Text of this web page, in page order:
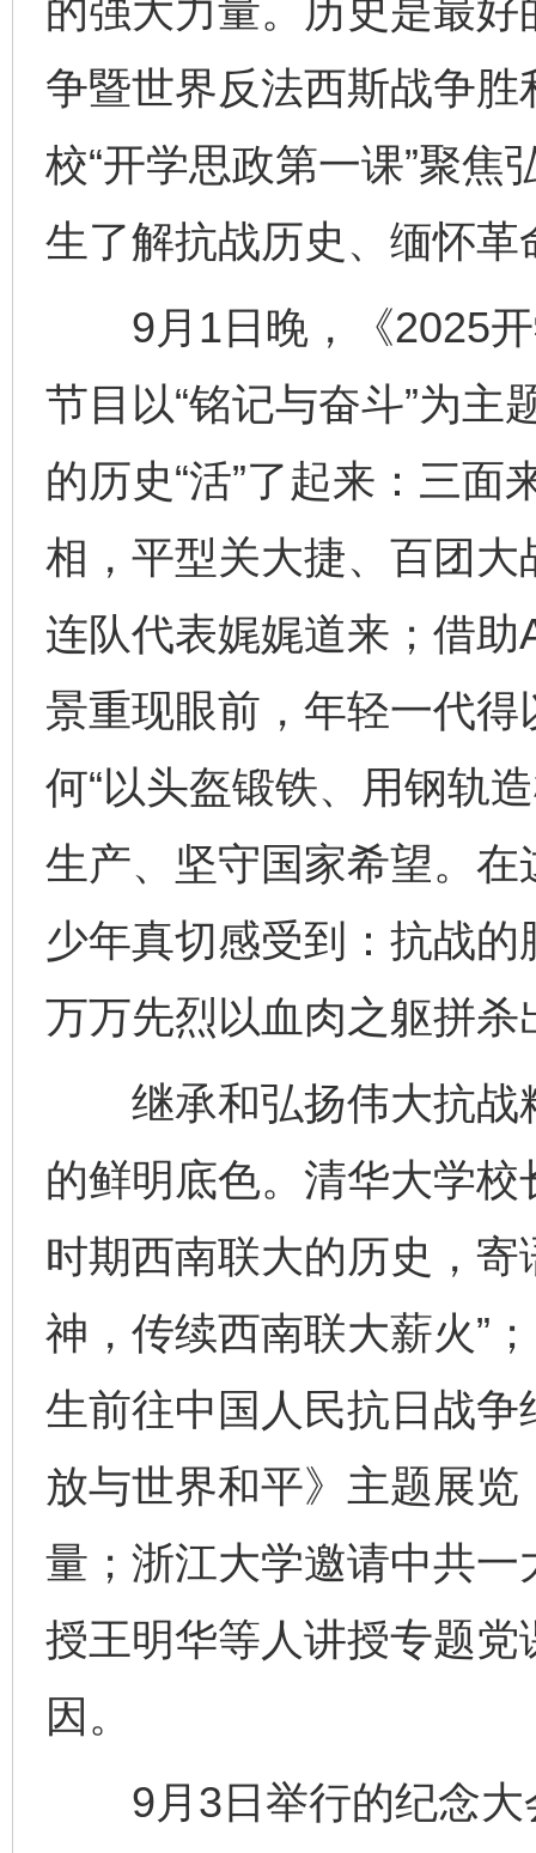
的强大力量。历史是最
争暨世界反法西斯战争
校“开学思政第一课”聚焦
生了解抗战历史、缅怀
9月1日晚，《2025开
节目以“铭记与奋斗”为主
的历史“活”了起来：三
相，平型关大捷、百团
连队代表娓娓道来；借
景重现眼前，年轻一代
何“以头盔锻铁、用钢轨
生产、坚守国家希望。
少年真切感受到：抗战
万万先烈以血肉之躯拼
继承和弘扬伟大抗战
的鲜明底色。清华大学
时期西南联大的历史，
神，传续西南联大薪火”
生前往中国人民抗日战
放与世界和平》主题展
量；浙江大学邀请中共
授王明华等人讲授专题
因。
9月3日举行的纪念大